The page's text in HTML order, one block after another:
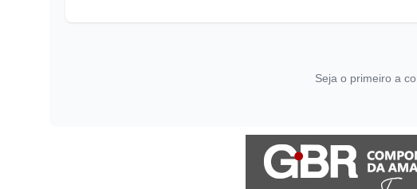
Seja o primeiro a